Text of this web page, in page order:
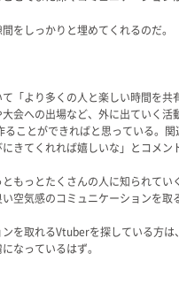
をしっかりと埋めてくれるのだ。
「より多くの人と楽しい時間を
会への出場など、外に出ていく
ることができればと思っている。
きてくれれば嬉しいな」とコメン
もっとたくさんの人に知られてい
空気感のコミュニケーションを取
を取れるVtuberを探している方は
なっているはず。